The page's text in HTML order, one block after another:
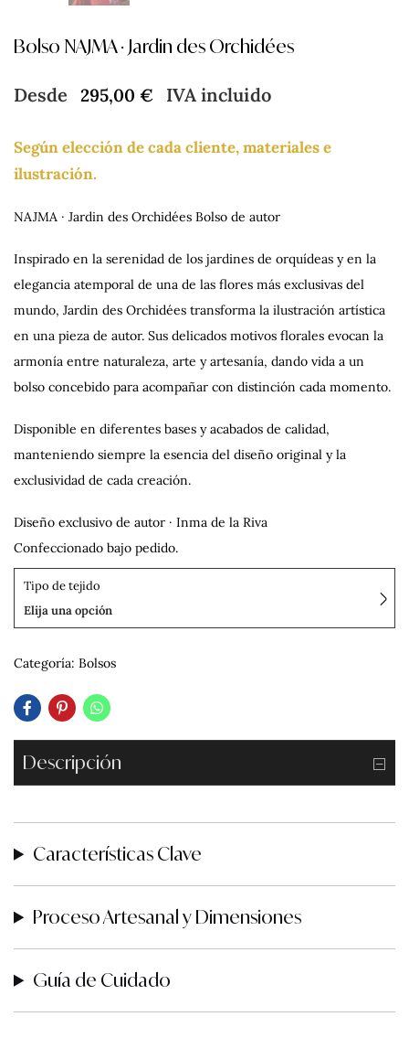
Bolso NAJMA · Jardin des Orchidées
Desde 295,00€ IVA incluido
Según elección de cada cliente, materiales e
ilustración.
NAJMA · Jardin des Orchidées Bolso de autor
Inspirado en la serenidad de los jardines de orquídeas y en la
elegancia atemporal de una de las flores más exclusivas del
mundo, Jardin des Orchidées transforma la ilustración artística
en una pieza de autor. Sus delicados motivos florales evocan la
armonía entre naturaleza, arte y artesanía, dando vida a un
bolso concebido para acompañar con distinción cada momento.
Disponible en diferentes bases y acabados de calidad,
manteniendo siempre la esencia del diseño original y la
exclusividad de cada creación.
Diseño exclusivo de autor · Inma de la Riva
Confeccionado bajo pedido.
Tipo de tejido
Elija una opción
Categoría: Bolsos
Descripción
Características Clave
Proceso Artesanal y Dimensiones
Guía de Cuidado